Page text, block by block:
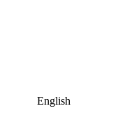
English